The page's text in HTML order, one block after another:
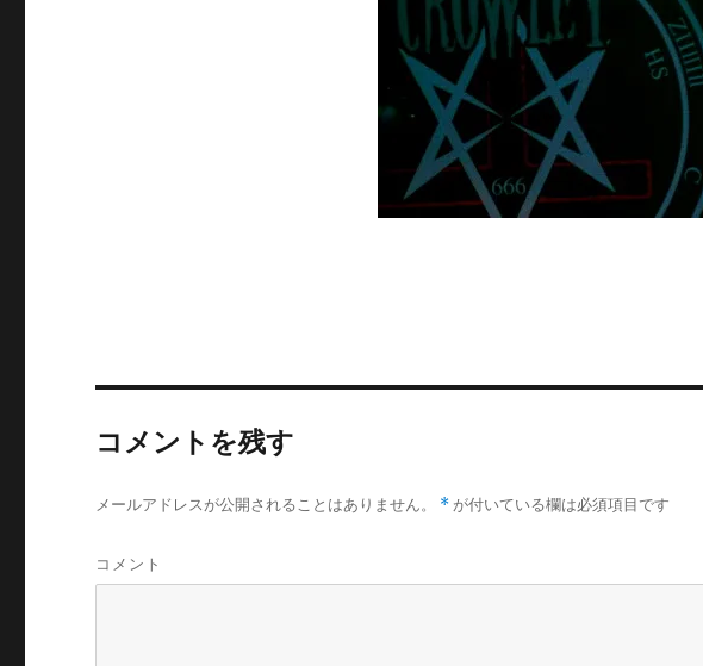
コメントを残す
メールアドレスが公開されることはありません。 * が付いている欄は必須項目です
コメント